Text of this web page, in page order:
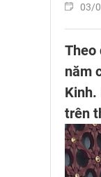
03/
Theo
năm
Kinh.
trên